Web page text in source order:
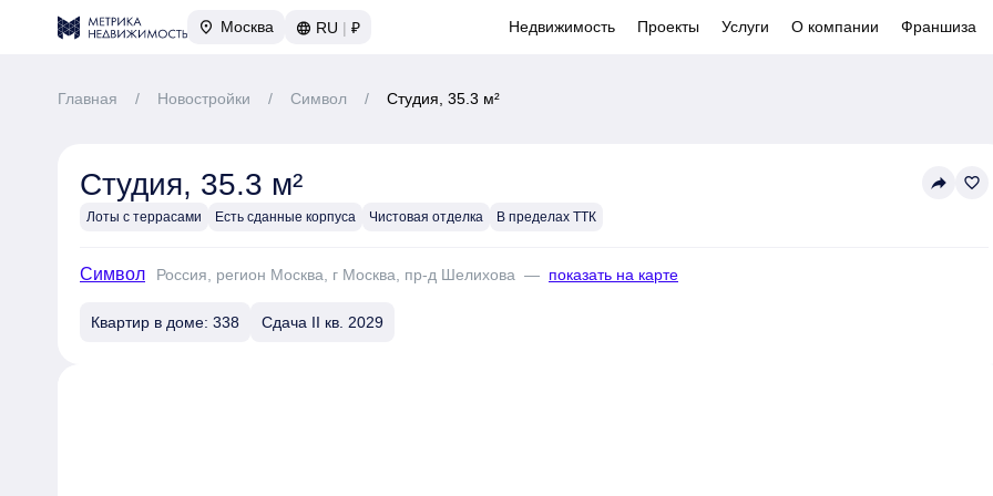
Москва RU | ₽ Недвижимость Проекты Услуги О компании Франшиза
Главная / Новостройки / Символ / Студия, 35.3 м²
Студия, 35.3 м²
Лоты с террасами Есть сданные корпуса Чистовая отделка В пределах ТТК
reply favorite_border
Символ Россия, регион Москва, г Москва, пр-д Шелихова — показать на карте
Квартир в доме: 338 Сдача II кв. 2029